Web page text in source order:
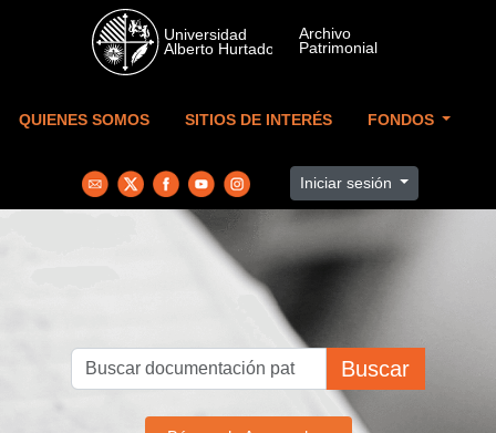
Skip to main content
QUIENES SOMOS SITIOS DE INTERÉS FONDOS
Iniciar sesión
Buscar